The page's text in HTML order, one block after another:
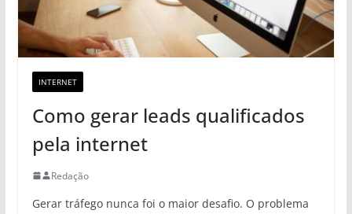
INTERNET
Como gerar leads qualificados
pela internet
Redação
Gerar tráfego nunca foi o maior desafio. O problema